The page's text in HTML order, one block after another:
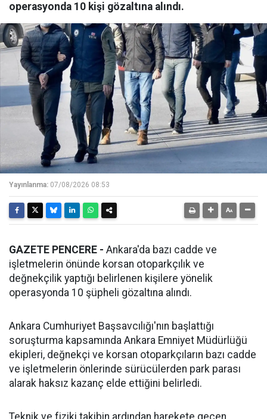
operasyonda 10 kişi gözaltına alındı.
Yayınlanma: 07/08/2026 08:53
GAZETE PENCERE - Ankara'da bazı cadde ve
işletmelerin önünde korsan otoparkçılık ve
değnekçilik yaptığı belirlenen kişilere yönelik
operasyonda 10 şüpheli gözaltına alındı.
Ankara Cumhuriyet Başsavcılığı'nın başlattığı
soruşturma kapsamında Ankara Emniyet Müdürlüğü
ekipleri, değnekçi ve korsan otoparkçıların bazı cadde
ve işletmelerin önlerinde sürücülerden park parası
alarak haksız kazanç elde ettiğini belirledi.